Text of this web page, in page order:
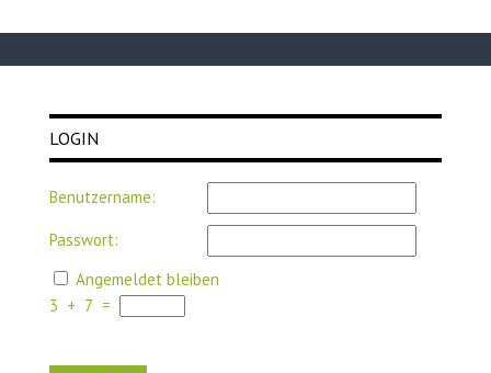
LOGIN
Benutzername:
Passwort:
Angemeldet bleiben
3 + 7 =